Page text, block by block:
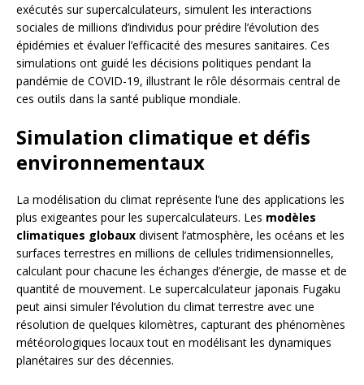
exécutés sur supercalculateurs, simulent les interactions
sociales de millions d’individus pour prédire l’évolution des
épidémies et évaluer l’efficacité des mesures sanitaires. Ces
simulations ont guidé les décisions politiques pendant la
pandémie de COVID-19, illustrant le rôle désormais central de
ces outils dans la santé publique mondiale.
Simulation climatique et défis
environnementaux
La modélisation du climat représente l’une des applications les
plus exigeantes pour les supercalculateurs. Les modèles
climatiques globaux divisent l’atmosphère, les océans et les
surfaces terrestres en millions de cellules tridimensionnelles,
calculant pour chacune les échanges d’énergie, de masse et de
quantité de mouvement. Le supercalculateur japonais Fugaku
peut ainsi simuler l’évolution du climat terrestre avec une
résolution de quelques kilomètres, capturant des phénomènes
météorologiques locaux tout en modélisant les dynamiques
planétaires sur des décennies.